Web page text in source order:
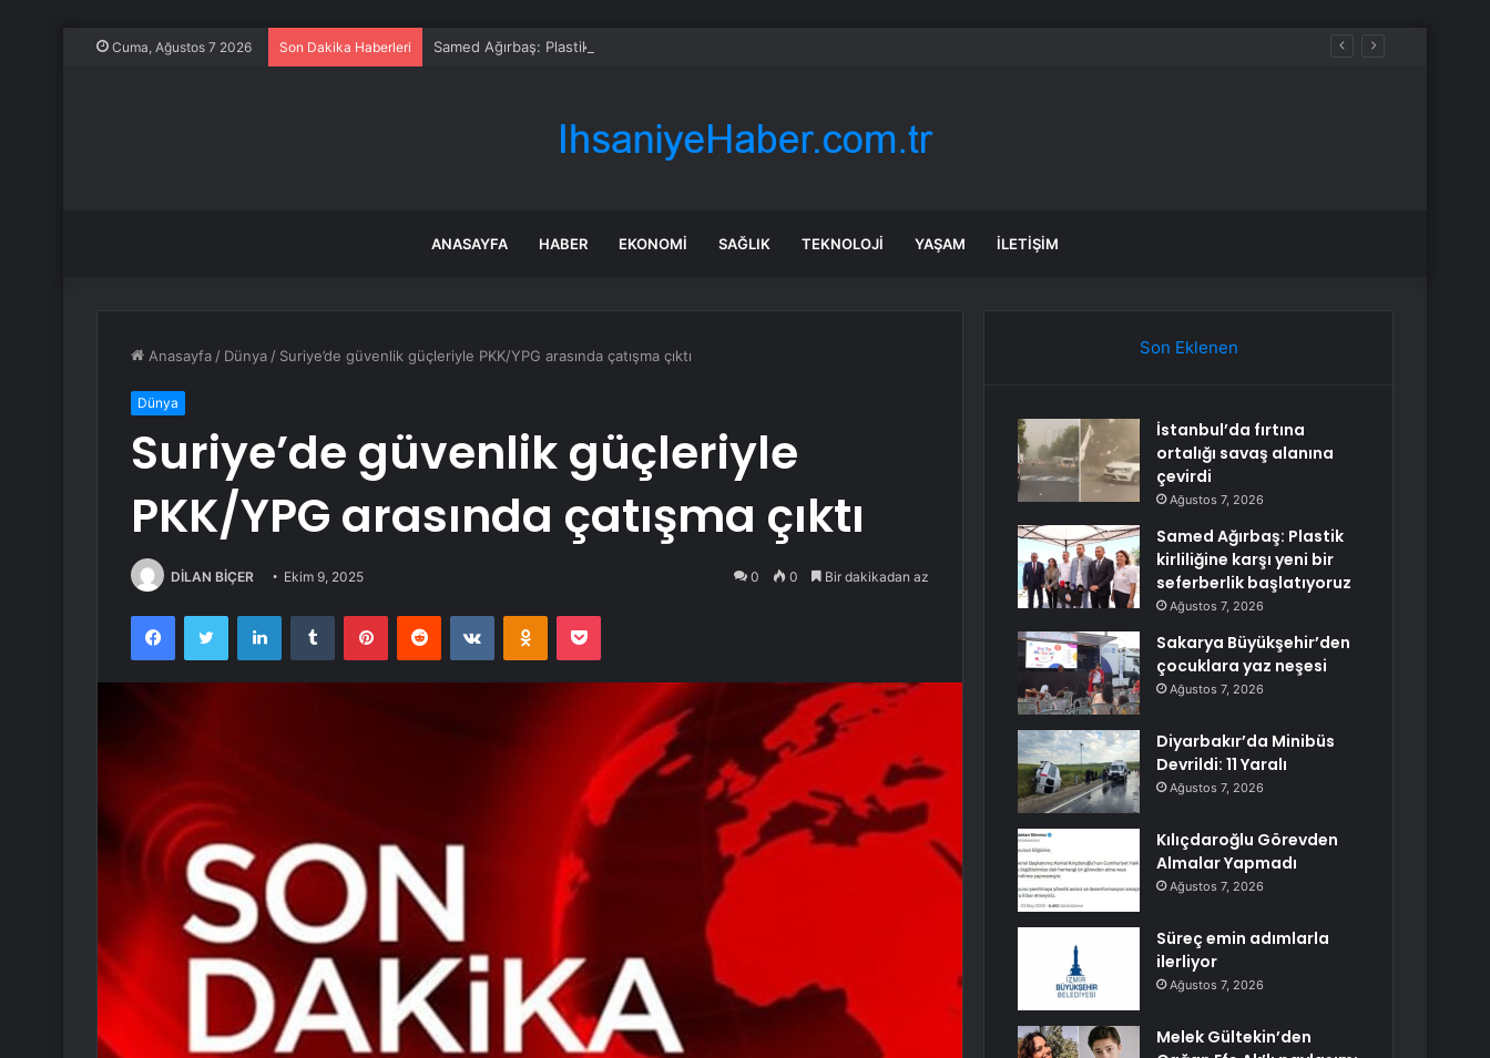
Cuma, Ağustos 7 2026 Son Dakika Haberleri Samed Ağırbaş: Plastik kirliliğine karşı yeni bir seferberlik başlatıyoruz
ANASAYFA HABER EKONOMI SAĞLIK TEKNOLOJI YAŞAM İLETIŞIM
Anasayfa / Dünya / Suriye’de güvenlik güçleriyle PKK/YPG arasında çatışma çıktı
Dünya
Suriye’de güvenlik güçleriyle
PKK/YPG arasında çatışma çıktı
DİLAN BİÇER Ekim 9, 2025 0 0 Bir dakikadan az
FacebookTwitter LinkedInTumblr PinterestReddit VKontakteOdnoklassniki
Pocket
Son Eklenen
İstanbul’da fırtına
ortalığı savaş alanına
çevirdi
Ağustos 7, 2026
Samed Ağırbaş: Plastik
kirliliğine karşı yeni bir
seferberlik başlatıyoruz
Ağustos 7, 2026
Sakarya Büyükşehir’den
çocuklara yaz neşesi
Ağustos 7, 2026
Diyarbakır’da Minibüs
Devrildi: 11 Yaralı
Ağustos 7, 2026
Kılıçdaroğlu Görevden
Almalar Yapmadı
Ağustos 7, 2026
Süreç emin adımlarla
ilerliyor
Ağustos 7, 2026
Melek Gültekin’den